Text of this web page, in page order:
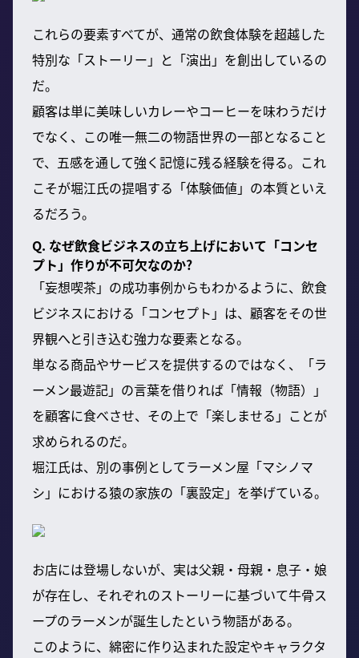
これらの要素すべてが、通常の飲食体験を超越した
特別な「ストーリー」と「演出」を創出しているの
だ。
顧客は単に美味しいカレーやコーヒーを味わうだけ
でなく、この唯一無二の物語世界の一部となること
で、五感を通して強く記憶に残る経験を得る。これ
こそが堀江氏の提唱する「体験価値」の本質といえ
るだろう。
Q. なぜ飲食ビジネスの立ち上げにおいて「コンセ
プト」作りが不可欠なのか?
「妄想喫茶」の成功事例からもわかるように、飲食
ビジネスにおける「コンセプト」は、顧客をその世
界観へと引き込む強力な要素となる。
単なる商品やサービスを提供するのではなく、「ラ
ーメン最遊記」の言葉を借りれば「情報（物語）」
を顧客に食べさせ、その上で「楽しませる」ことが
求められるのだ。
堀江氏は、別の事例としてラーメン屋「マシノマ
シ」における猿の家族の「裏設定」を挙げている。
お店には登場しないが、実は父親・母親・息子・娘
が存在し、それぞれのストーリーに基づいて牛骨ス
ープのラーメンが誕生したという物語がある。
このように、綿密に作り込まれた設定やキャラクタ